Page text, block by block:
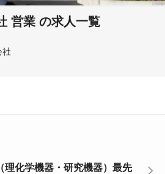
営業 の求人一覧
社
理化学機器・研究機器）最先